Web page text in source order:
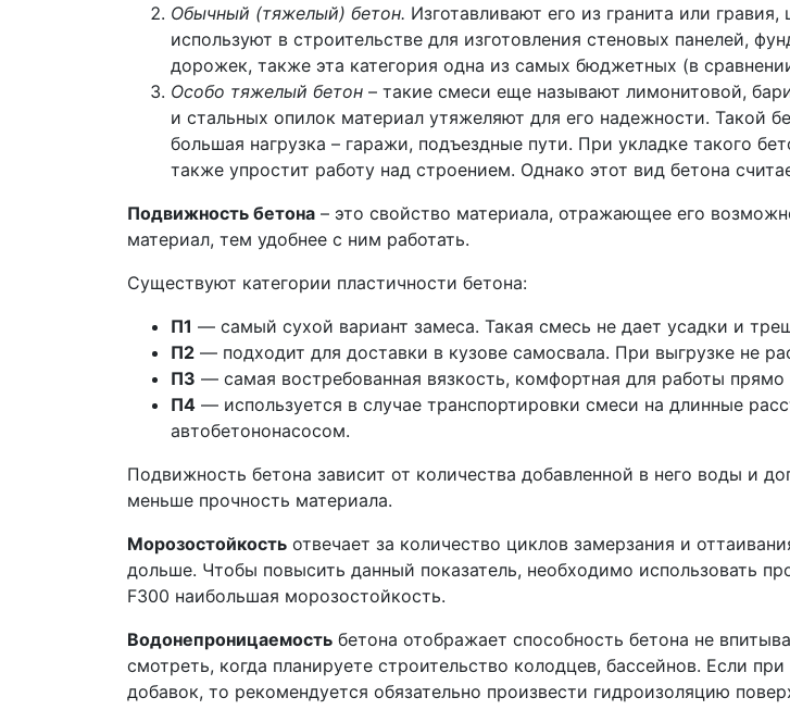
Обычный (тяжелый) бетон. Изготавливают его из гранита или
используют в строительстве для изготовления стеновых панелей,
дорожек, также эта категория одна из самых бюджетных (в
Особо тяжелый бетон – такие смеси еще называют лимонитовой,
и стальных опилок материал утяжеляют для его надежности. Такой
большая нагрузка – гаражи, подъездные пути. При укладке такого
также упростит работу над строением. Однако этот вид бетона
Подвижность бетона – это свойство материала, отражающее его
материал, тем удобнее с ним работать.
Существуют категории пластичности бетона:
П1 — самый сухой вариант замеса. Такая смесь не дает усадки и
П2 — подходит для доставки в кузове самосвала. При выгрузке не
П3 — самая востребованная вязкость, комфортная для работы
П4 — используется в случае транспортировки смеси на длинные
автобетононасосом.
Подвижность бетона зависит от количества добавленной в него воды и
меньше прочность материала.
Морозостойкость отвечает за количество циклов замерзания и
дольше. Чтобы повысить данный показатель, необходимо использовать
F300 наибольшая морозостойкость.
Водонепроницаемость бетона отображает способность бетона не
смотреть, когда планируете строительство колодцев, бассейнов. Если
добавок, то рекомендуется обязательно произвести гидроизоляцию